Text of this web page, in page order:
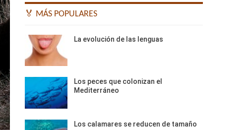
🏅 MÁS POPULARES
La evolución de las lenguas
Los peces que colonizan el
Mediterráneo
Los calamares se reducen de tamaño